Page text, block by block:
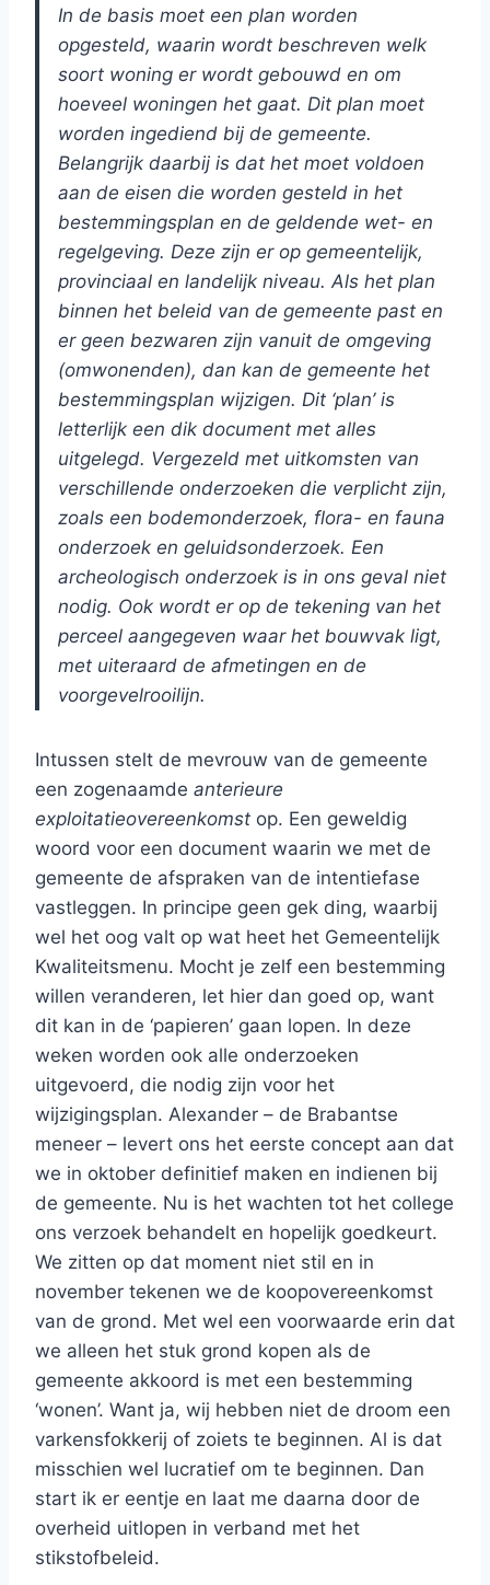
In de basis moet een plan worden
opgesteld, waarin wordt beschreven welk
soort woning er wordt gebouwd en om
hoeveel woningen het gaat. Dit plan moet
worden ingediend bij de gemeente.
Belangrijk daarbij is dat het moet voldoen
aan de eisen die worden gesteld in het
bestemmingsplan en de geldende wet- en
regelgeving. Deze zijn er op gemeentelijk,
provinciaal en landelijk niveau. Als het plan
binnen het beleid van de gemeente past en
er geen bezwaren zijn vanuit de omgeving
(omwonenden), dan kan de gemeente het
bestemmingsplan wijzigen. Dit ‘plan’ is
letterlijk een dik document met alles
uitgelegd. Vergezeld met uitkomsten van
verschillende onderzoeken die verplicht zijn,
zoals een bodemonderzoek, flora- en fauna
onderzoek en geluidsonderzoek. Een
archeologisch onderzoek is in ons geval niet
nodig. Ook wordt er op de tekening van het
perceel aangegeven waar het bouwvak ligt,
met uiteraard de afmetingen en de
voorgevelrooilijn.
Intussen stelt de mevrouw van de gemeente
een zogenaamde anterieure
exploitatieovereenkomst op. Een geweldig
woord voor een document waarin we met de
gemeente de afspraken van de intentiefase
vastleggen. In principe geen gek ding, waarbij
wel het oog valt op wat heet het Gemeentelijk
Kwaliteitsmenu. Mocht je zelf een bestemming
willen veranderen, let hier dan goed op, want
dit kan in de ‘papieren’ gaan lopen. In deze
weken worden ook alle onderzoeken
uitgevoerd, die nodig zijn voor het
wijzigingsplan. Alexander – de Brabantse
meneer – levert ons het eerste concept aan dat
we in oktober definitief maken en indienen bij
de gemeente. Nu is het wachten tot het college
ons verzoek behandelt en hopelijk goedkeurt.
We zitten op dat moment niet stil en in
november tekenen we de koopovereenkomst
van de grond. Met wel een voorwaarde erin dat
we alleen het stuk grond kopen als de
gemeente akkoord is met een bestemming
‘wonen’. Want ja, wij hebben niet de droom een
varkensfokkerij of zoiets te beginnen. Al is dat
misschien wel lucratief om te beginnen. Dan
start ik er eentje en laat me daarna door de
overheid uitlopen in verband met het
stikstofbeleid.